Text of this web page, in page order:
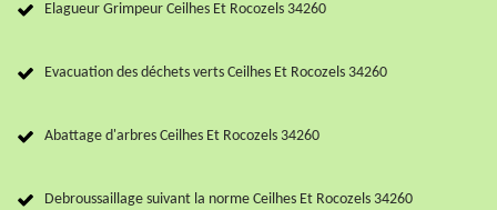
Elagueur Grimpeur Ceilhes Et Rocozels 34260
Evacuation des déchets verts Ceilhes Et Rocozels 34260
Abattage d'arbres Ceilhes Et Rocozels 34260
Debroussaillage suivant la norme Ceilhes Et Rocozels 34260